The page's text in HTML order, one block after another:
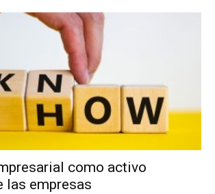
como activo
las empresas